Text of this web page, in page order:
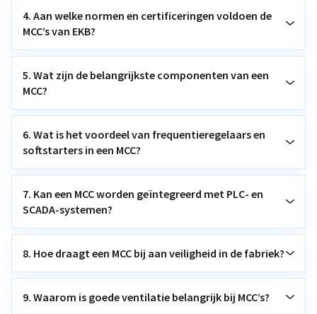
4. Aan welke normen en certificeringen voldoen de
MCC’s van EKB?
5. Wat zijn de belangrijkste componenten van een
MCC?
6. Wat is het voordeel van frequentieregelaars en
softstarters in een MCC?
7. Kan een MCC worden geïntegreerd met PLC- en
SCADA-systemen?
8. Hoe draagt een MCC bij aan veiligheid in de fabriek?
9. Waarom is goede ventilatie belangrijk bij MCC’s?